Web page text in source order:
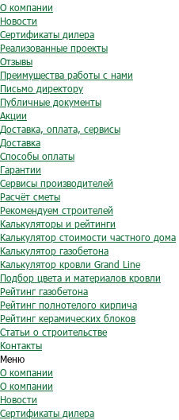
О компании
Новости
Сертификаты дилера
Реализованные проекты
Отзывы
Преимущества работы с нами
Письмо директору
Публичные документы
Акции
Доставка, оплата, сервисы
Доставка
Способы оплаты
Гарантии
Сервисы производителей
Расчёт сметы
Рекомендуем строителей
Калькуляторы и рейтинги
Калькулятор стоимости частного дома
Калькулятор газобетона
Калькулятор кровли Grand Line
Подбор цвета и материалов кровли
Рейтинг газобетона
Рейтинг полнотелого кирпича
Рейтинг керамических блоков
Статьи о строительстве
Контакты
Меню
О компании
О компании
Новости
Сертификаты дилера